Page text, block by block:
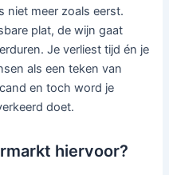
niet meer zoals eerst.
plat, de wijn gaat
Je verliest tijd én je
als een teken van
en toch word je
doet.
hiervoor?